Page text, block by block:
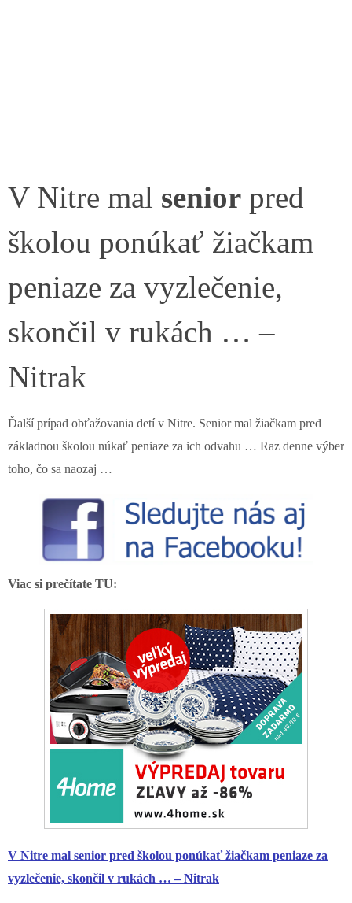
V Nitre mal senior pred
školou ponúkať žiačkam
peniaze za vyzlečenie,
skončil v rukách … –
Nitrak
Ďalší prípad obťažovania detí v Nitre. Senior mal žiačkam pred
základnou školou núkať peniaze za ich odvahu … Raz denne výber
toho, čo sa naozaj …
Viac si prečítate TU:
V Nitre mal senior pred školou ponúkať žiačkam peniaze za
vyzlečenie, skončil v rukách … – Nitrak